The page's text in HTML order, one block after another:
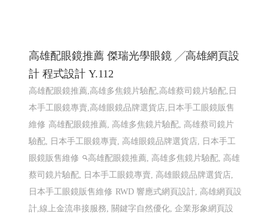
高雄配眼鏡推薦 傑瑞光學眼鏡 ╱高雄網頁設
計 程式設計 Y.112
高雄配眼鏡推薦,高雄多焦鏡片驗配,高雄蔡司鏡片驗配,日
本手工眼鏡專賣,高雄眼鏡品牌選貨店,日本手工眼鏡販售
維修 高雄配眼鏡推薦, 高雄多焦鏡片驗配, 高雄蔡司鏡片
驗配, 日本手工眼鏡專賣, 高雄眼鏡品牌選貨店, 日本手工
眼鏡販售維修
高雄配眼鏡推薦, 高雄多焦鏡片驗配, 高雄
蔡司鏡片驗配, 日本手工眼鏡專賣, 高雄眼鏡品牌選貨店,
日本手工眼鏡販售維修 RWD 響應式網頁設計, 高雄網頁設
計,線上金流串接服務, 關鍵字自然優化, 企業形象網頁設